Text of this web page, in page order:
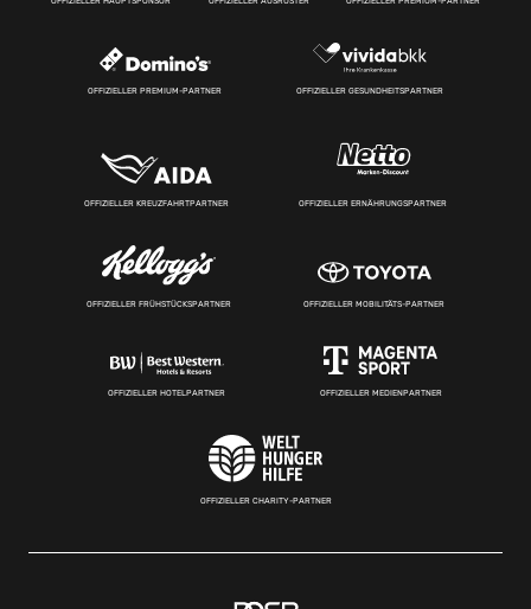
OFFIZIELLER PREMIUM-PARTNER OFFIZIELLER GESUNDHEITSPARTNER
OFFIZIELLER KREUZFAHRTPARTNER OFFIZIELLER ERNÄHRUNGSPARTNER
OFFIZIELLER FRÜHSTÜCKSPARTNER OFFIZIELLER MOBILITÄTS-PARTNER
OFFIZIELLER HOTELPARTNER OFFIZIELLER MEDIENPARTNER
OFFIZIELLER CHARITY-PARTNER